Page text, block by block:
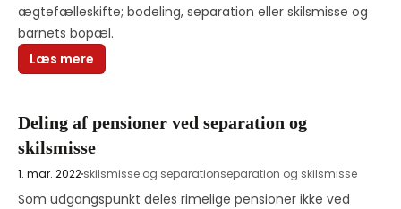
ægtefælleskifte; bodeling, separation eller skilsmisse og
Læs mere
Deling af pensioner ved separation og
skilsmisse
1. mar. 2022skilsmisse og separationseparation og skilsmisse
Som udgangspunkt deles rimelige pensioner ikke ved